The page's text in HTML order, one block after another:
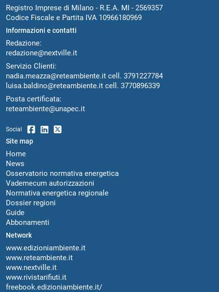
Registro Imprese di Milano - R.E.A. MI - 2569357
Codice Fiscale e Partita IVA 10966180969
Informazioni e contatti
Redazione:
redazione@nextville.it
Servizio Clienti:
nadia.meazza@reteambiente.it cell. 3791227784
luisa.baldino@reteambiente.it cell. 3770896339
Posta certificata:
reteambiente@unapec.it
Social
Site map
Home
News
Osservatorio normativa energetica
Vademecum autorizzazioni
Normativa energetica regionale
Dossier regioni
Guide
Abbonamenti
Network
www.edizioniambiente.it
www.reteambiente.it
www.nextville.it
www.rivistarifiuti.it
freebook.edizioniambiente.it/